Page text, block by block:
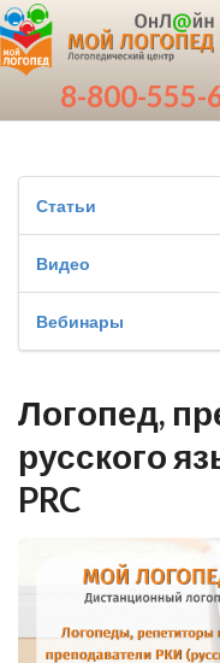
8-800-555-
Статьи
Видео
Вебинары
Логопед,
русского
PRC